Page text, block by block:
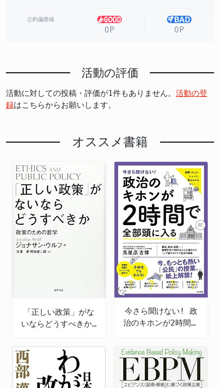
公約偏差値
0P 0P
活動の評価
活動に対しての投稿・評価が1件もありません。 活動の登
録はこちらからお願いします。
オススメ書籍
「正しい政策」がな
いならどうすべきか:
今さら聞けない! 政
治のキホンが2時間で